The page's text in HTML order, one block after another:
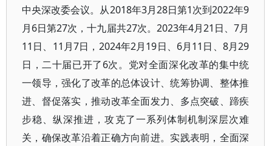
中央深改委会议。从2018年3月28日第1次到2022年9
月6日第27次，十九届共27次。2023年4月21日、7月
11日、11月7日，2024年2月19日、6月11日、8月29
日，二十届已开了6次。党对全面深化改革的集中统
一领导，强化了改革的总体设计、统筹协调、整体推
进、督促落实，推动改革全面发力、多点突破、蹄疾
步稳、纵深推进，攻克了一系列体制机制深层次难
关，确保改革沿着正确方向前进。实践表明，全面深